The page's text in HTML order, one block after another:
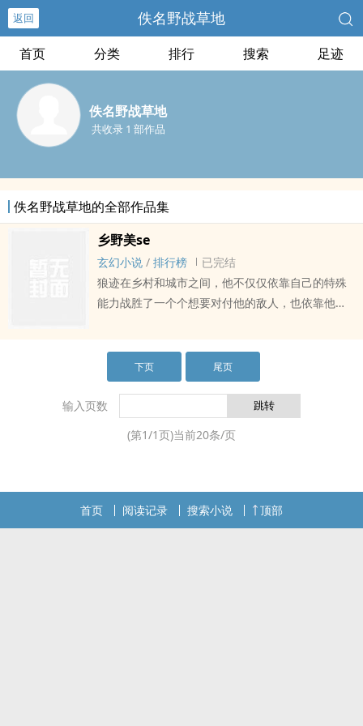
返回 佚名野战草地
首页 分类 排行 搜索 足迹
佚名野战草地
共收录 1 部作品
佚名野战草地的全部作品集
乡野美se
玄幻小说 / 排行榜
已完结
狼迹在乡村和城市之间，他不仅仅依靠自己的特殊
能力战胜了一个个想要对付他的敌人，也依靠他的
狗整整荒唐了一生。到了很老的时候他回过tou才忽
然发现，在许多位高权重的位子上坐的都是他当年
风liu时候“借”出去的“zhong子”。 …
下页 尾页
输入页数
(第1/1页)当前20条/页
首页 阅读记录 搜索小说 顶部